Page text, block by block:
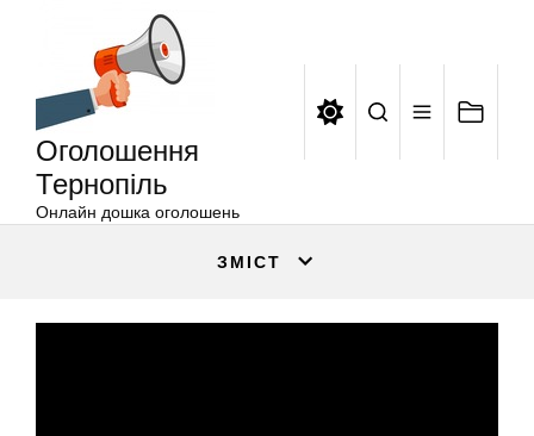
Оголошення
Тернопіль
Онлайн дошка оголошень
ЗМІСТ